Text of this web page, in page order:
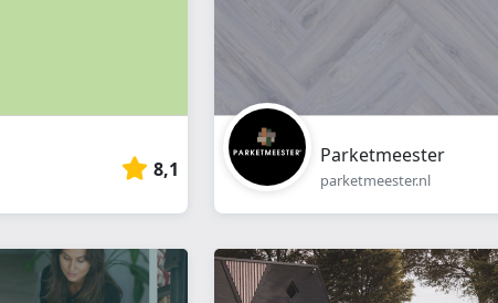
8,1
Parketmeester
parketmeester.nl